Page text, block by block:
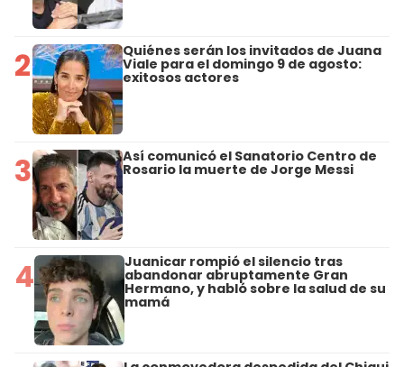
2 Quiénes serán los invitados de Juana
Viale para el domingo 9 de agosto:
exitosos actores
3 Así comunicó el Sanatorio Centro de
Rosario la muerte de Jorge Messi
4 Juanicar rompió el silencio tras
abandonar abruptamente Gran
Hermano, y habló sobre la salud de su
mamá